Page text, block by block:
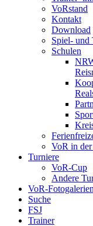
VoRstand
Kontakt
Download
Spiel- und
Schulen
VoR in der
Turniere
VoR-Cup
Andere
VoR-Fotogalerien
Suche
FSJ
Trainer